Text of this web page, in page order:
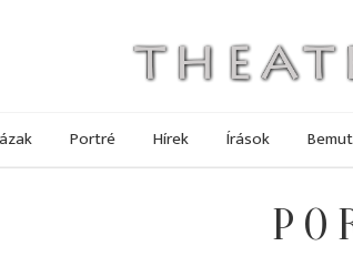
Portré Hírek Írások